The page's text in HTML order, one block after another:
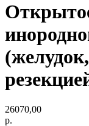
26070,00
р.